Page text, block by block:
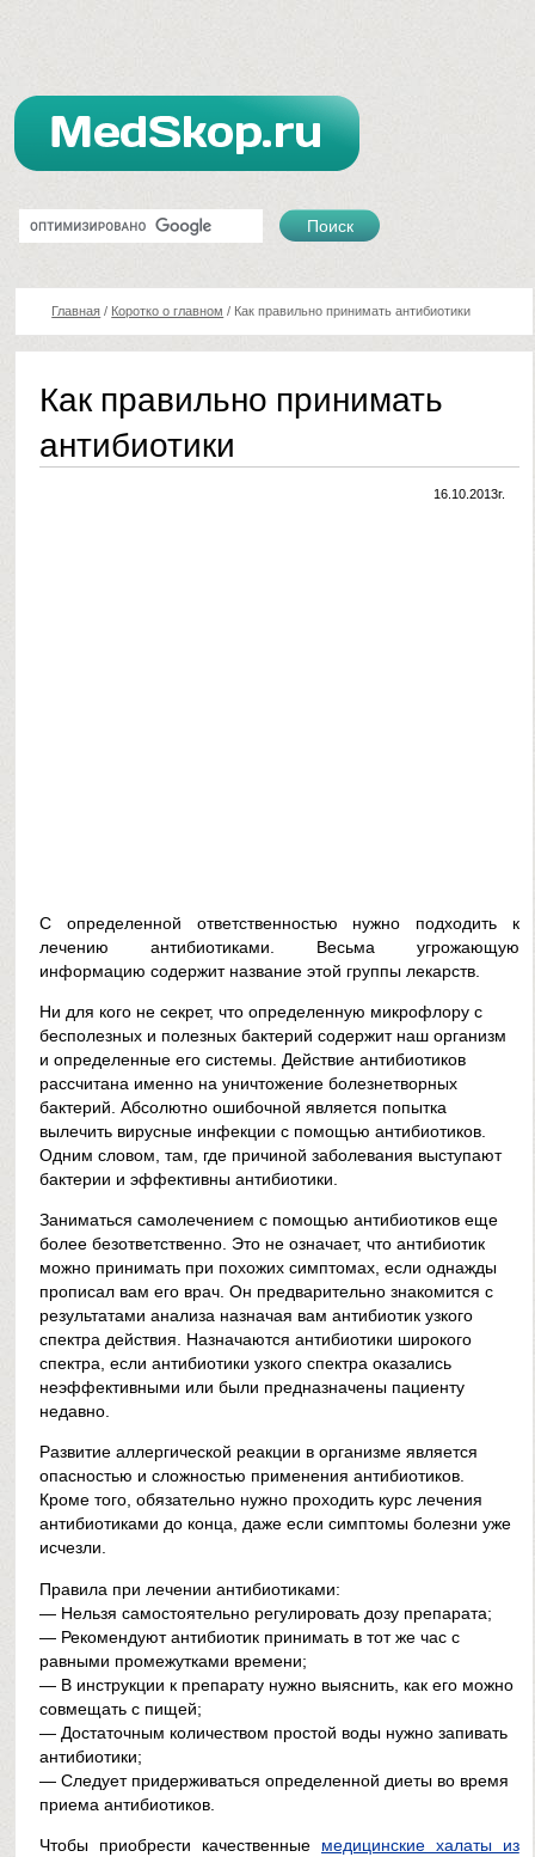
Главная / Коротко о главном / Как правильно принимать антибиотики
Как правильно принимать
антибиотики
16.10.2013г.
С определенной ответственностью нужно подходить к
лечению антибиотиками. Весьма угрожающую
информацию содержит название этой группы лекарств.
Ни для кого не секрет, что определенную микрофлору с
бесполезных и полезных бактерий содержит наш организм
и определенные его системы. Действие антибиотиков
рассчитана именно на уничтожение болезнетворных
бактерий. Абсолютно ошибочной является попытка
вылечить вирусные инфекции с помощью антибиотиков.
Одним словом, там, где причиной заболевания выступают
бактерии и эффективны антибиотики.
Заниматься самолечением с помощью антибиотиков еще
более безответственно. Это не означает, что антибиотик
можно принимать при похожих симптомах, если однажды
прописал вам его врач. Он предварительно знакомится с
результатами анализа назначая вам антибиотик узкого
спектра действия. Назначаются антибиотики широкого
спектра, если антибиотики узкого спектра оказались
неэффективными или были предназначены пациенту
недавно.
Развитие аллергической реакции в организме является
опасностью и сложностью применения антибиотиков.
Кроме того, обязательно нужно проходить курс лечения
антибиотиками до конца, даже если симптомы болезни уже
исчезли.
Правила при лечении антибиотиками:
— Нельзя самостоятельно регулировать дозу препарата;
— Рекомендуют антибиотик принимать в тот же час с
равными промежутками времени;
— В инструкции к препарату нужно выяснить, как его можно
совмещать с пищей;
— Достаточным количеством простой воды нужно запивать
антибиотики;
— Следует придерживаться определенной диеты во время
приема антибиотиков.
Чтобы приобрести качественные медицинские халаты из